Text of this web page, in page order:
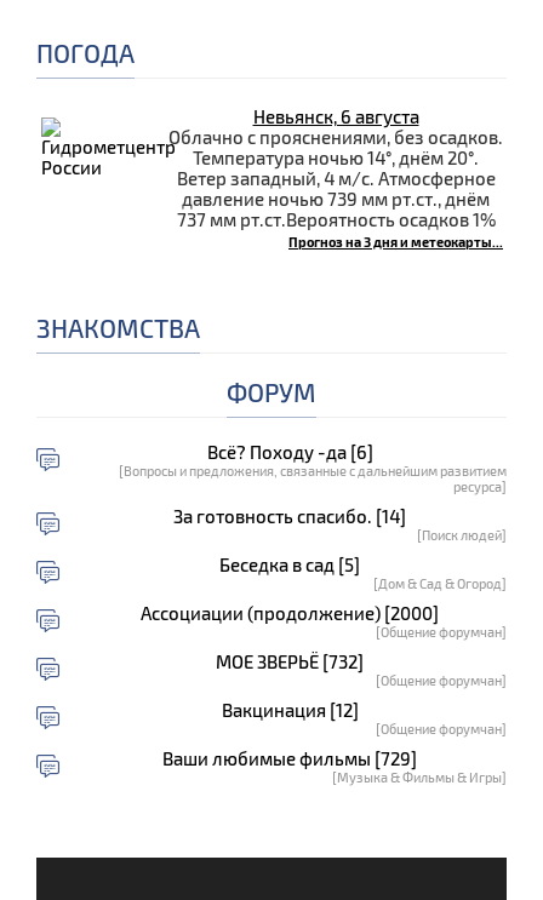
ПОГОДА
Невьянск, 6 августа
Облачно с прояснениями, без осадков.
Температура ночью 14°, днём 20°.
Ветер западный, 4 м/с. Атмосферное
давление ночью 739 мм рт.ст., днём
737 мм рт.ст.Вероятность осадков 1%
Прогноз на 3 дня и метеокарты...
ЗНАКОМСТВА
ФОРУМ
Всё? Походу -да [6]
[Вопросы и предложения, связанные с дальнейшим развитием
ресурса]
За готовность спасибо. [14]
[Поиск людей]
Беседка в сад [5]
[Дом & Сад & Огород]
Ассоциации (продолжение) [2000]
[Общение форумчан]
МОЕ ЗВЕРЬЁ [732]
[Общение форумчан]
Вакцинация [12]
[Общение форумчан]
Ваши любимые фильмы [729]
[Музыка & Фильмы & Игры]